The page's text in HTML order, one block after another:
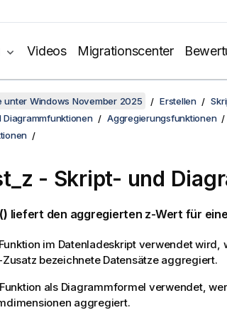
Videos Migrationscenter
unter Windows November 2025 Erstellen
Diagrammfunktionen
Aggregierungsfunktionen
- Skript- und
liefert den aggregierten z-Wert für
im Datenladeskript verwendet wird,
bezeichnete Datensätze aggregiert.
als Diagrammformel verwendet,
aggregiert.